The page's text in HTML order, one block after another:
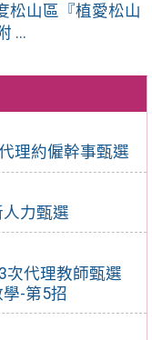
理約僱幹事甄選
力甄選
次代理教師甄選
-第5招
松山區『植愛松山
...